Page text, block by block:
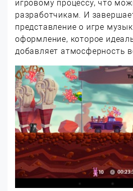
игровому процессу, что
разработчикам. И
представление о игре
оформление, которое
добавляет атмосферность